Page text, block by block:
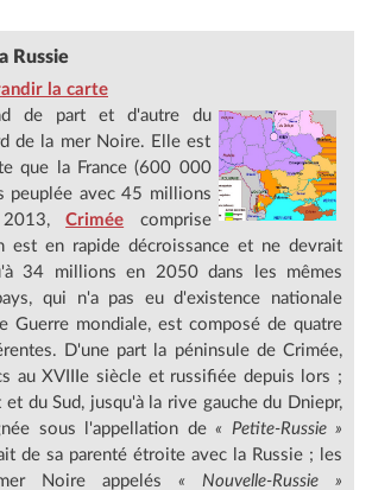
Russie
la carte
de part et d'autre du
de la mer Noire. Elle est
que la France (600 000
peuplée avec 45 millions
2013,Crimée comprise
est en rapide décroissance et ne devrait
34 millions en 2050 dans les mêmes
qui n'a pas eu d'existence nationale
Guerre mondiale, est composé de quatre
D'une part la péninsule de Crimée,
au XVIIIe siècle et russifiée depuis lors ;
et du Sud, jusqu'à la rive gauche du Dniepr,
sous l'appellation de« Petite-Russie »
de sa parenté étroite avec la Russie ; les
Noire appelés « Nouvelle-Russie »